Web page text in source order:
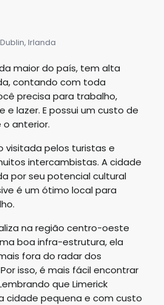
Dublin, Irlanda
maior do país, tem alta
contando com toda
precisa para trabalho,
e lazer. E possui um custo de
anterior.
visitada pelos turistas e
intercambistas. A cidade
por seu potencial cultural
é um ótimo local para
na região centro-oeste
boa infra-estrutura, ela
fora do radar dos
isso, é mais fácil encontrar
que Limerick
cidade pequena e com custo